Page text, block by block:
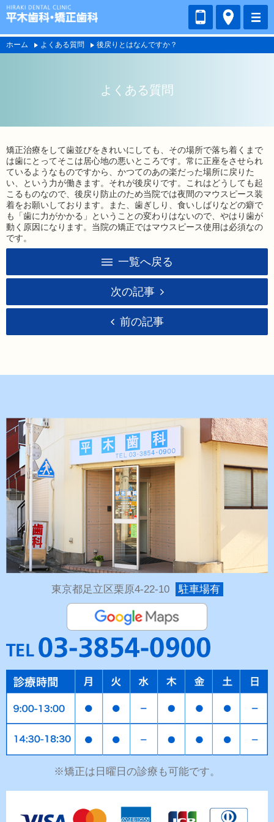
ホーム よくある質問 後戻りとはなんですか？
よくある質問
矯正治療をして歯並びをきれいにしても、その場所で落ち着くまで
は歯にとってそこは居心地の悪いところです。常に正座をさせられ
ているようなものですから、かつてのあの楽だった場所に戻りた
い、という力が働きます。それが後戻りです。これはどうしても起
こるものなので、後戻り防止のため当院では夜間のマウスピース装
着をお願いしております。また、歯ぎしり、食いしばりなどの癖で
も「歯に力がかかる」ということの変わりはないので、やはり歯が
動く原因になります。当院の矯正ではマウスピース使用は必須なの
です。
一覧へ戻る
次の記事
前の記事
東京都足立区栗原4-22-10 駐車場有
※矯正は日曜日の診療も可能です。